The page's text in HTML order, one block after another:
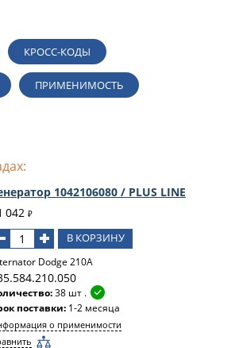
КРОСС-КОДЫ
ПРИМЕНИМОСТЬ
1042106080 / PLUS LINE
042 ₽
В КОРЗИНУ
Dodge 210A
38 шт .
поставки: 1-2 месяца
о применимости